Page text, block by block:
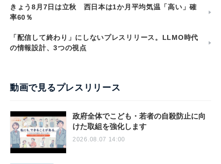
きょう8月7日は立秋 西日本は1か月平均気温「高い」確
率60％
「配信して終わり」にしないプレスリリース。LLMO時代
の情報設計、3つの視点
動画で見るプレスリリース
政府全体でこども・若者の自殺防止に向
けた取組を強化します
2026.08.07 14:00